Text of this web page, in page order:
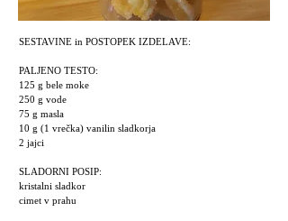
SESTAVINE in POSTOPEK IZDELAVE:
PALJENO TESTO:
125 g bele moke
250 g vode
75 g masla
10 g (1 vrečka) vanilin sladkorja
2 jajci
SLADORNI POSIP:
kristalni sladkor
cimet v prahu